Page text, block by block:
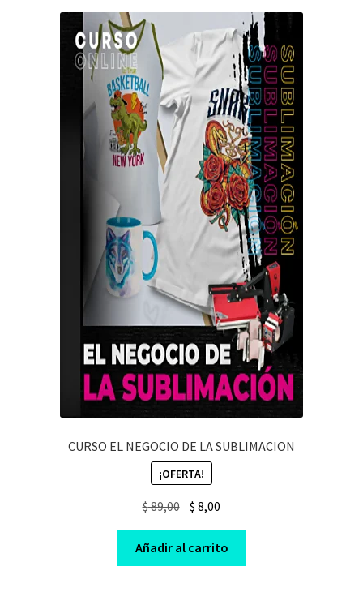
CURSO EL NEGOCIO DE LA SUBLIMACION
¡OFERTA!
$89,00 Original
price
was:
$ 89,00.
$ 8,00
price
is:
$ 8,00.
Añadir al carrito